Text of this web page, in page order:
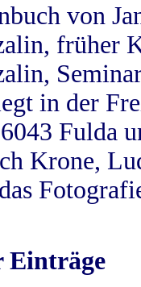
von
früher
in der
Fulda
Krone,
Einträge